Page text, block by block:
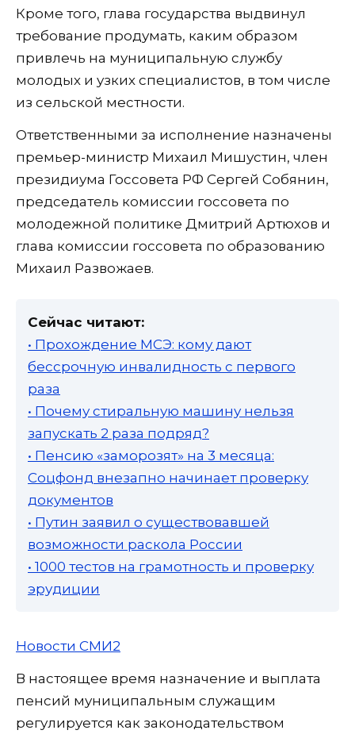
Кроме того, глава государства выдвинул
требование продумать, каким образом
привлечь на муниципальную службу
молодых и узких специалистов, в том числе
из сельской местности.
Ответственными за исполнение назначены
премьер-министр Михаил Мишустин, член
президиума Госсовета РФ Сергей Собянин,
председатель комиссии госсовета по
молодежной политике Дмитрий Артюхов и
глава комиссии госсовета по образованию
Михаил Развожаев.
Сейчас читают:
• Прохождение МСЭ: кому дают
бессрочную инвалидность с первого
раза
• Почему стиральную машину нельзя
запускать 2 раза подряд?
• Пенсию «заморозят» на 3 месяца:
Соцфонд внезапно начинает проверку
документов
• Путин заявил о существовавшей
возможности раскола России
• 1000 тестов на грамотность и проверку
эрудиции
Новости СМИ2
В настоящее время назначение и выплата
пенсий муниципальным служащим
регулируется как законодательством